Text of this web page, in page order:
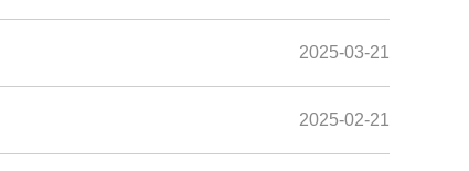
2025-03-21
2025-02-21